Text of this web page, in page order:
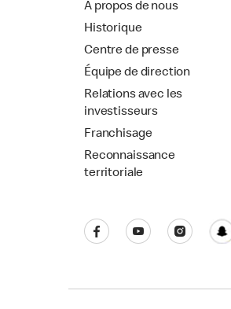
À propos de nous
Historique
Centre de presse
Équipe de direction
Relations avec les
investisseurs
Franchisage
Reconnaissance
territoriale